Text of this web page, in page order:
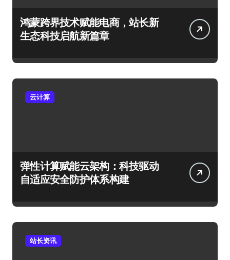
鸿蒙跨界技术赋能电商，站长新
生态科技启航新篇章
云计算
弹性计算赋能云架构：科技驱动
自适应安全防护体系构建
站长资讯